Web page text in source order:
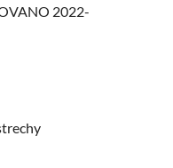
2022-